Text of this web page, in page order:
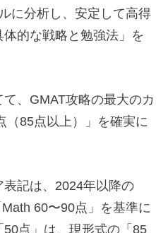
に分析し、安定して高得
的な戦略と勉強法」を
、GMAT攻略の最大のカ
（85点以上）」を確実に
記は、2024年以降の
60〜90点」を基準に
50点」は、現形式の「85